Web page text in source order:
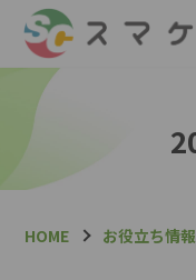
HOME お役立ち情